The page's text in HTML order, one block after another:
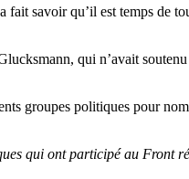
savoir qu’il est temps de
qui n’avait
groupes politiques pour
qui ont participé au Front